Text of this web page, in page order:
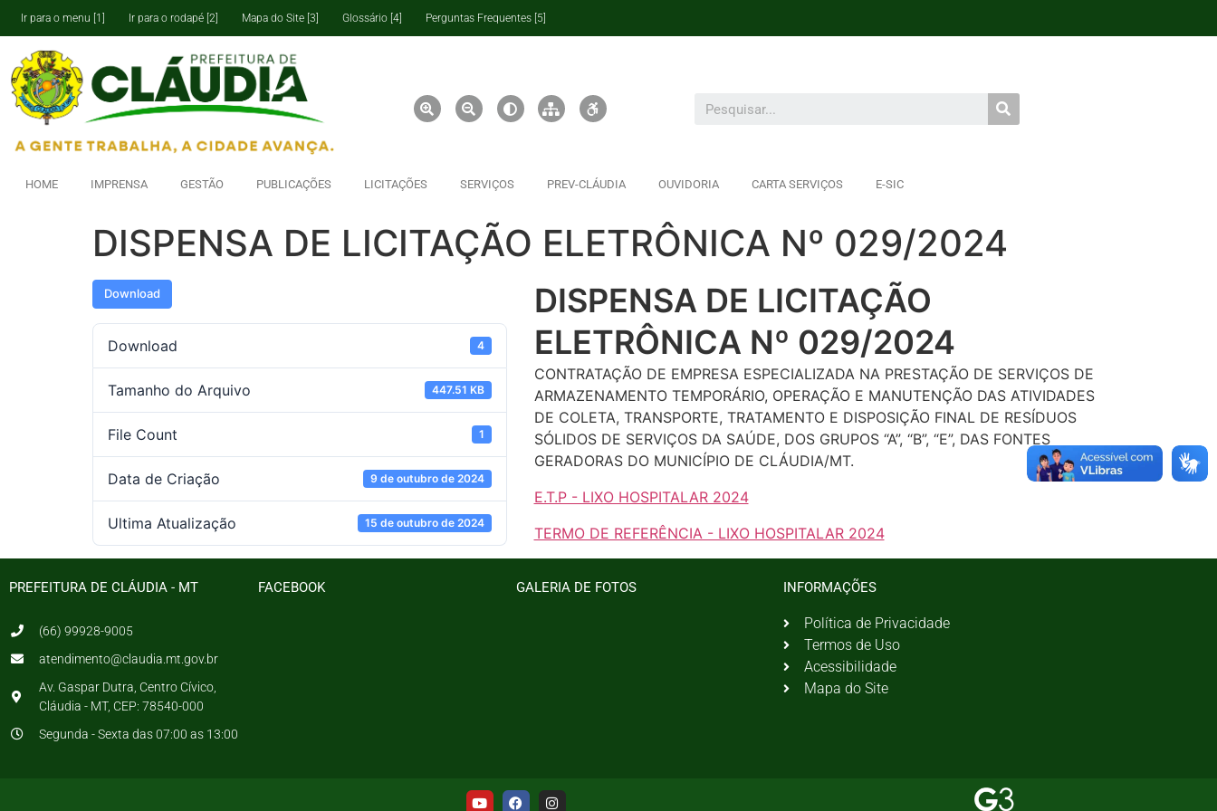
Ir para o menu [1] Ir para o rodapé [2] Mapa do Site [3] Glossário [4] Perguntas Frequentes [5]
HOME IMPRENSA GESTÃO PUBLICAÇÕES LICITAÇÕES SERVIÇOS PREV-CLÁUDIA OUVIDORIA CARTA SERVIÇOS E-SIC
DISPENSA DE LICITAÇÃO ELETRÔNICA Nº 029/2024
Download
Download 4
Tamanho do Arquivo 447.51 KB
File Count 1
Data de Criação 9 de outubro de 2024
Ultima Atualização 15 de outubro de 2024
DISPENSA DE LICITAÇÃO
ELETRÔNICA Nº 029/2024
CONTRATAÇÃO DE EMPRESA ESPECIALIZADA NA PRESTAÇÃO DE SERVIÇOS DE
ARMAZENAMENTO TEMPORÁRIO, OPERAÇÃO E MANUTENÇÃO DAS ATIVIDADES
DE COLETA, TRANSPORTE, TRATAMENTO E DISPOSIÇÃO FINAL DE RESÍDUOS
SÓLIDOS DE SERVIÇOS DA SAÚDE, DOS GRUPOS “A”, “B”, “E”, DAS FONTES
GERADORAS DO MUNICÍPIO DE CLÁUDIA/MT.
E.T.P - LIXO HOSPITALAR 2024
TERMO DE REFERÊNCIA - LIXO HOSPITALAR 2024
PREFEITURA DE CLÁUDIA - MT
(66) 99928-9005
atendimento@claudia.mt.gov.br
Av. Gaspar Dutra, Centro Cívico,
Cláudia - MT, CEP: 78540-000
Segunda - Sexta das 07:00 as 13:00
FACEBOOK GALERIA DE FOTOS INFORMAÇÕES
Política de Privacidade
Termos de Uso
Acessibilidade
Mapa do Site